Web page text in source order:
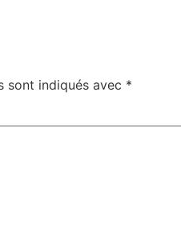
sont indiqués avec *